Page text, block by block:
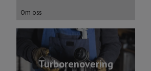
Om oss
Turborenovering